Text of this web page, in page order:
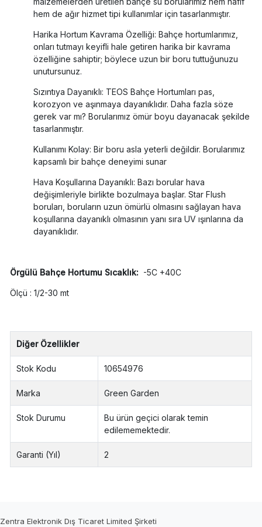
hem de ağır hizmet tipi kullanımlar için tasarlanmıştır.
Harika Hortum Kavrama Özelliği: Bahçe hortumlarımız,
onları tutmayı keyifli hale getiren harika bir kavrama
özelliğine sahiptir; böylece uzun bir boru tuttuğunuzu
unutursunuz.
Sızıntıya Dayanıklı: TEOS Bahçe Hortumları pas,
korozyon ve aşınmaya dayanıklıdır. Daha fazla söze
gerek var mı? Borularımız ömür boyu dayanacak şekilde
tasarlanmıştır.
Kullanımı Kolay: Bir boru asla yeterli değildir. Borularımız
kapsamlı bir bahçe deneyimi sunar
Hava Koşullarına Dayanıklı: Bazı borular hava
değişimleriyle birlikte bozulmaya başlar. Star Flush
boruları, boruların uzun ömürlü olmasını sağlayan hava
koşullarına dayanıklı olmasının yanı sıra UV ışınlarına da
dayanıklıdır.
Örgülü Bahçe Hortumu Sıcaklık: -5C +40C
Ölçü : 1/2-30 mt
Diğer Özellikler
Stok Kodu 10654976
Marka Green Garden
Stok Durumu
Bu ürün geçici olarak temin
edilememektedir.
Garanti (Yıl) 2
Zentra Elektronik Dış Ticaret Limited Şirketi